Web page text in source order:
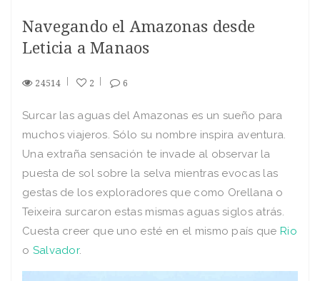
Navegando el Amazonas desde
Leticia a Manaos
24514 2 6
Surcar las aguas del Amazonas es un sueño para
muchos viajeros. Sólo su nombre inspira aventura.
Una extraña sensación te invade al observar la
puesta de sol sobre la selva mientras evocas las
gestas de los exploradores que como Orellana o
Teixeira surcaron estas mismas aguas siglos atrás.
Cuesta creer que uno esté en el mismo país queRio
o Salvador.